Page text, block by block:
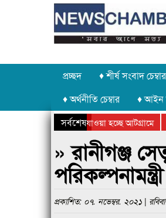
প্রচ্ছদ ♦ শীর্ষ সংবাদ চেম্বার
♦ অর্থনীতি চেম্বার
♦ আইন
সর্বশেষ
চুরি করে নিয়ে যাওয়া হচ্ছে আটগ্রামে
ক্রীড়া প্রতিযোগিতার পুরস্কার বিতরণ সম্পন্ন
» রানীগঞ্জ
পরিকল্পনামন্ত্রী
প্রকাশিত: ০৭. নভেম্বর. ২০২১ |